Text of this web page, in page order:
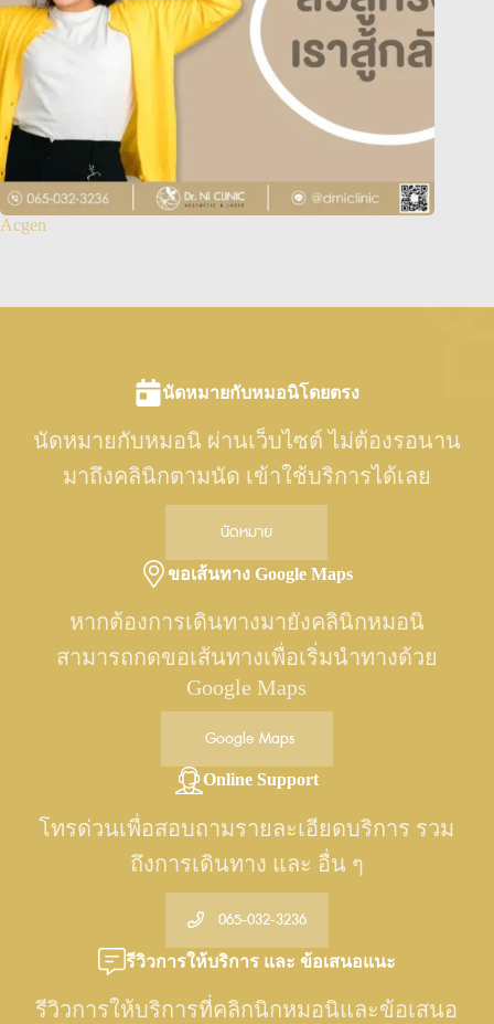
Acgen
นัดหมายกับหมอนิโดยตรง
นัดหมายกับหมอนิ ผ่านเว็บไซต์ ไม่ต้องรอนาน
มาถึงคลินิกตามนัด เข้าใช้บริการได้เลย
นัดหมาย
ขอเส้นทาง Google Maps
หากต้องการเดินทางมายังคลินิกหมอนิ
สามารถกดขอเส้นทางเพื่อเริ่มนำทางด้วย
Google Maps
Google Maps
Online Support
โทรด่วนเพื่อสอบถามรายละเอียดบริการ รวม
ถึงการเดินทาง และ อื่น ๆ
065-032-3236
รีวิวการให้บริการ และ ข้อเสนอแนะ
รีวิวการให้บริการที่คลิกนิกหมอนิและข้อเสนอ